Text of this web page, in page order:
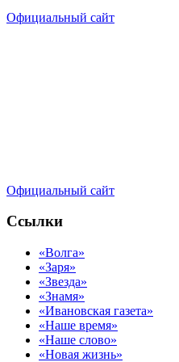
Официальный сайт
Официальный сайт
Ссылки
«Волга»
«Заря»
«Звезда»
«Знамя»
«Ивановская газета»
«Наше время»
«Наше слово»
«Новая жизнь»